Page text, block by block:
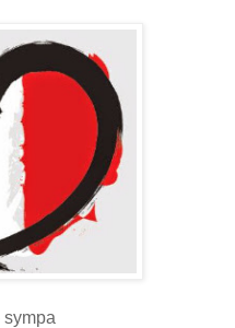
sympa